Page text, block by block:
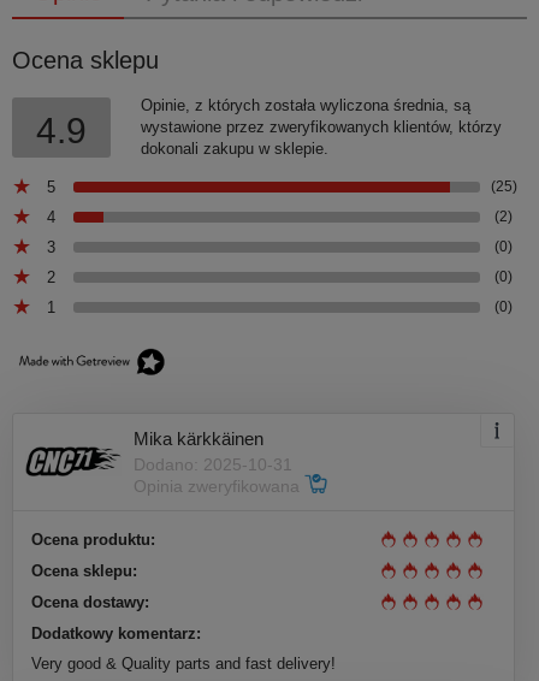
Ocena sklepu
4.9
Opinie, z których została wyliczona średnia, są
wystawione przez zweryfikowanych klientów, którzy
dokonali zakupu w sklepie.
5 (25)
4 (2)
3 (0)
2 (0)
1 (0)
Mika kärkkäinen
Dodano: 2025-10-31
Opinia zweryfikowana
Ocena produktu:
Ocena sklepu:
Ocena dostawy:
Dodatkowy komentarz:
Very good & Quality parts and fast delivery!